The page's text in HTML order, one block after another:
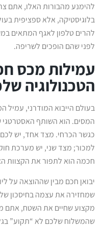
להימנע מהבורות האלו, אתם
בלוגיסטיקה, אלא ספציפית
להרים טלפון לאגף המתאים
לפני שהם הופכים לשריפה.
עמילות מכס
הטכנולוגיה
בעולם הייבוא המודרני,
המסים. הוא השותף
כגשר הכרחי. מצד אחד, יש לכם
למכור; מצד שני, יש מערכת
חכמה הוא לתפור את הקצוות
יבואן חכם מבין שההוצאה על
שמחזירה את עצמה בחיסכון
מקצוע שחיים את השטח, אתם
שהמשלוח שלכם לא “תקוע”